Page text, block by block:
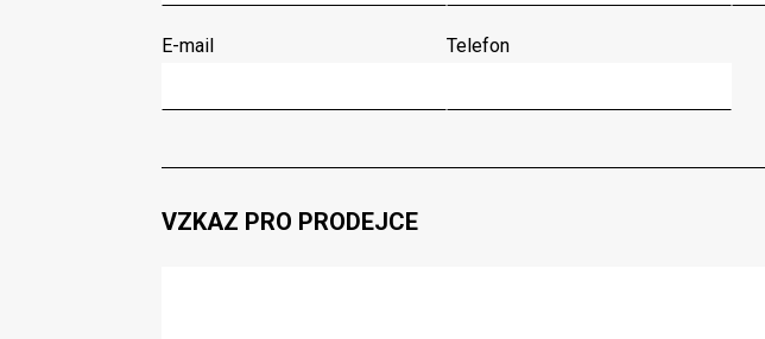
E-mail Telefon
VZKAZ PRO PRODEJCE